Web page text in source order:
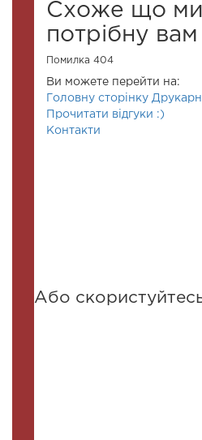
Схоже що ми
потрібну вам
Помилка 404
Ви можете перейти на:
Головну сторінку Друкарні
Прочитати відгуки :)
Контакти
Або